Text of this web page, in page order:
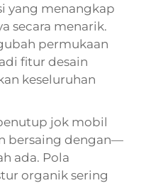
yang menangkap
secara menarik.
permukaan
fitur desain
keseluruhan
jok mobil
bersaing dengan—
ada. Pola
organik sering